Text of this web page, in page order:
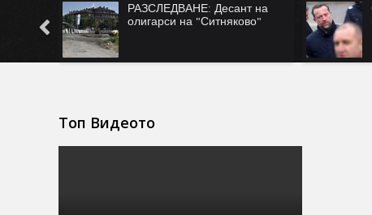
РАЗСЛЕДВАНЕ: Десант на
олигарси на "Ситняково"
САМО ВЪВ "ФАКЛА":
ни рекетират за
Топ Видеото